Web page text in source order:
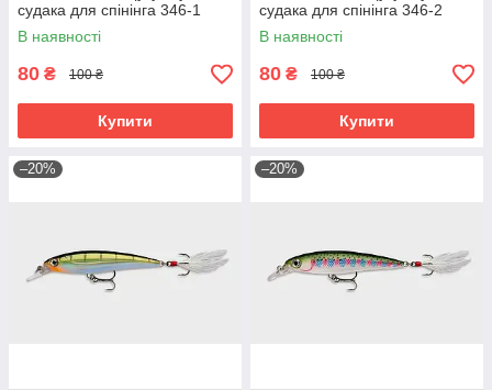
судака для спінінга 346-1
В наявності
80 ₴ 100 ₴
Купити
судака для спінінга 346-2
В наявності
80 ₴ 100 ₴
Купити
–20% –20%